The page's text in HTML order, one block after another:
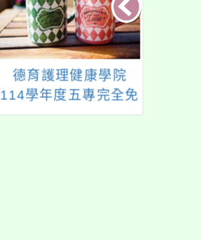
德育護理健康學院
114學年度五專完全免
試入學單獨招生資訊